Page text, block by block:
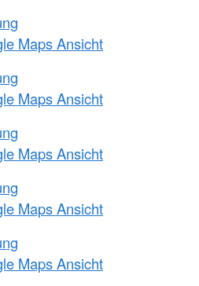
Maps Ansicht
Maps Ansicht
Maps Ansicht
Maps Ansicht
Maps Ansicht